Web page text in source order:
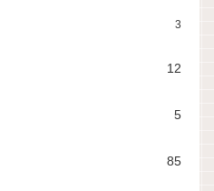
3
12
5
85